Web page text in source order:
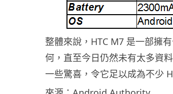
整體來說，HTC M7 是一部擁
何，直至今日仍然未有太多資
一些驚喜，令它足以成為不少